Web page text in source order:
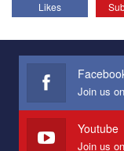
Likes
Youtube
Join us